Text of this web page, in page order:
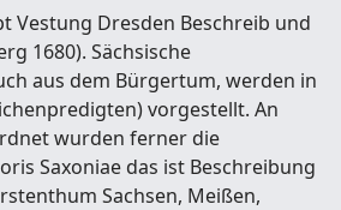
Vestung Dresden Beschreib und
1680). Sächsische
aus dem Bürgertum, werden in
vorgestellt. An
wurden ferner die
Saxoniae das ist Beschreibung
Sachsen, Meißen,